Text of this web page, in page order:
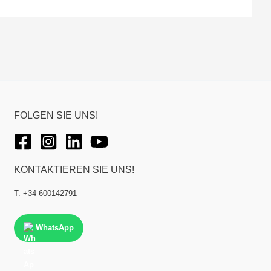
FOLGEN SIE UNS!
KONTAKTIEREN SIE UNS!
T: +34 600142791
WhatsApp